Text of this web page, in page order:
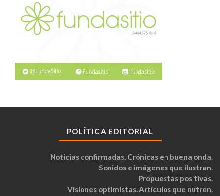
POLÍTICA EDITORIAL
Noticias confirmadas. Crónicas en buena onda.
Sonidos e imágenes que ilustran.
Propuestas positivas.
Visiones optimistas. Artículos que nutren.